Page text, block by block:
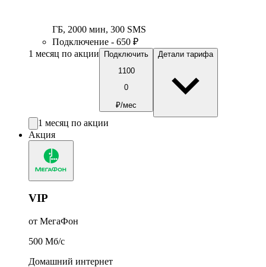
ГБ, 2000 мин, 300 SMS
Подключение - 650 ₽
1 месяц по акции
Подключить
1100
0
₽/мес
Детали тарифа
1 месяц по акции
Акция
VIP
от МегаФон
500 Мб/c
Домашний интернет